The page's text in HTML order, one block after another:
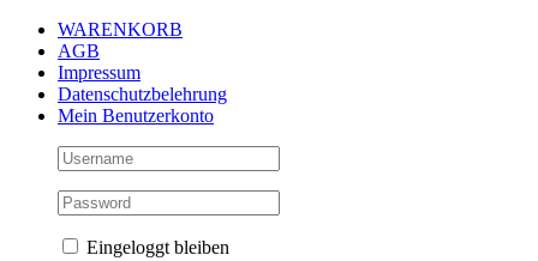
Zum
Inhalt
springen
WARENKORB
AGB
Impressum
Datenschutzbelehrung
Mein Benutzerkonto
Eingeloggt bleiben